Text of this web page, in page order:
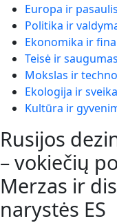
Europa ir pasaulis
Politika ir
Ekonomika ir
Teisė ir saugumas
Mokslas ir
Ekologija ir
Kultūra ir
Rusijos
– vokiečių
Merzas ir
narystės ES